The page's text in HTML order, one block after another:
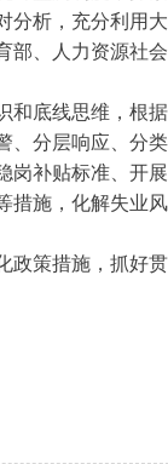
分析，充分利用
部、人力资源社
和底线思维，
、分层响应、分
岗补贴标准、开
措施，化解失业
政策措施，抓好